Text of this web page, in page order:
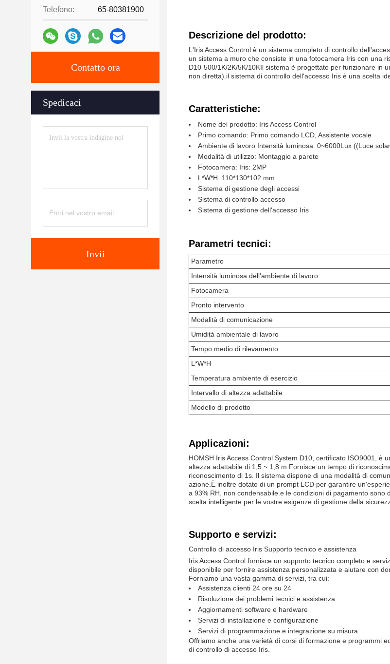
Telefono: 65-80381900
Contatto ora
Spedicaci
Invii
Descrizione del prodotto:
L'Iris Access Control è un sistema completo di controllo
un sistema a muro che consiste in una fotocamera Iris con una
D10-500/1K/2K/5K/10KIl sistema è progettato per funzionare in
non diretta).il sistema di controllo dell'accesso Iris è una scelta
Caratteristiche:
Nome del prodotto: Iris Access Control
Primo comando: Primo comando LCD, Assistente vocale
Ambiente di lavoro Intensità luminosa: 0~6000Lux ((Luce
Modalità di utilizzo: Montaggio a parete
Fotocamera: Iris: 2MP
L*W*H: 110*130*102 mm
Sistema di gestione degli accessi
Sistema di controllo accesso
Sistema di gestione dell'accesso Iris
Parametri tecnici:
Parametro
Intensità luminosa dell'ambiente di lavoro
Fotocamera
Pronto intervento
Modalità di comunicazione
Umidità ambientale di lavoro
Tempo medio di rilevamento
L*W*H
Temperatura ambiente di esercizio
Intervallo di altezza adattabile
Modello di prodotto
Applicazioni:
HOMSH Iris Access Control System D10, certificato ISO9001, è
altezza adattabile di 1,5 ~ 1,8 m.Fornisce un tempo di
riconoscimento di 1s. Il sistema dispone di una modalità di
azione.È inoltre dotato di un prompt LCD per garantire
a 93% RH, non condensabile.e le condizioni di pagamento sono
scelta intelligente per le vostre esigenze di gestione della
Supporto e servizi:
Controllo di accesso Iris Supporto tecnico e assistenza
Iris Access Control fornisce un supporto tecnico completo e
disponibile per fornire assistenza personalizzata e aiutare con
Forniamo una vasta gamma di servizi, tra cui:
Assistenza clienti 24 ore su 24
Risoluzione dei problemi tecnici e assistenza
Aggiornamenti software e hardware
Servizi di installazione e configurazione
Servizi di programmazione e integrazione su misura
Offriamo anche una varietà di corsi di formazione e programmi
di controllo di accesso Iris.